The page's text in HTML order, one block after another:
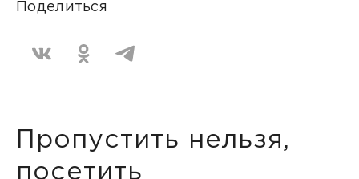
Поделиться
Пропустить нельзя,
посетить